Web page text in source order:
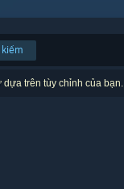
trên tùy chỉnh của bạn.